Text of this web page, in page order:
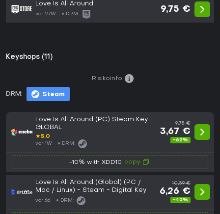
Love Is All Around
vor 27W DRM:
9,75 €
Keyshops (11)
DRM: Steam
Risikoinfo:
Love Is All Around (PC) Steam Key
GLOBAL
★5.0
vor 1W DRM:
9,75 €
3,67 €
-62%
-10% with XDD10 copy
Love Is All Around (Global) (PC /
Mac / Linux) - Steam - Digital Key
vor 6d DRM:
10,59 €
6,26 €
-40%